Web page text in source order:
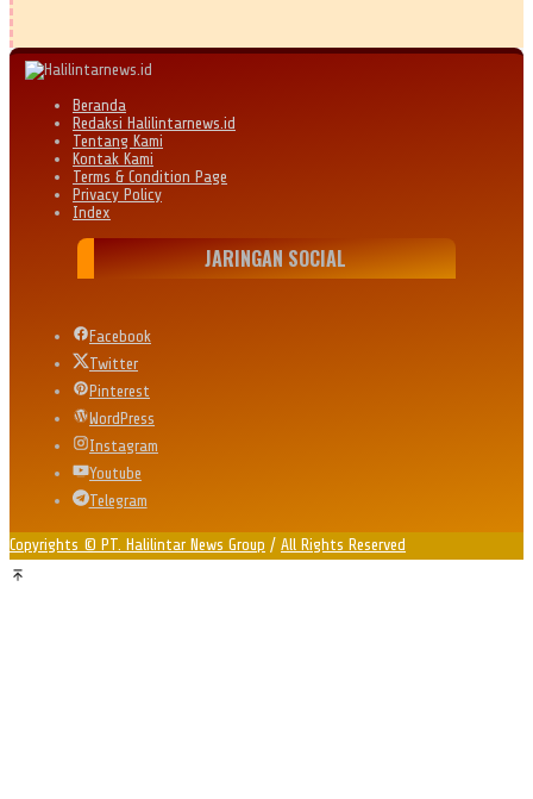
Beranda
Redaksi Halilintarnews.id
Tentang Kami
Kontak Kami
Terms & Condition Page
Privacy Policy
Index
JARINGAN SOCIAL
Facebook
Twitter
Pinterest
WordPress
Instagram
Youtube
Telegram
Copyrights © PT. Halilintar News Group / All Rights Reserved